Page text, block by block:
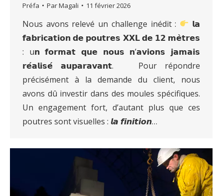
Préfa ParMagali 11 février 2026
Nous avons relevé un challenge inédit :
𝗹𝗮
𝗳𝗮𝗯𝗿𝗶𝗰𝗮𝘁𝗶𝗼𝗻 𝗱𝗲 𝗽𝗼𝘂𝘁𝗿𝗲𝘀 𝗫𝗫𝗟 𝗱𝗲 𝟭𝟮 𝗺𝗲̀𝘁𝗿𝗲𝘀
: u𝗻 𝗳𝗼𝗿𝗺𝗮𝘁 𝗾𝘂𝗲 𝗻𝗼𝘂𝘀 𝗻’𝗮𝘃𝗶𝗼𝗻𝘀 𝗷𝗮𝗺𝗮𝗶𝘀
𝗿𝗲́𝗮𝗹𝗶𝘀𝗲́ 𝗮𝘂𝗽𝗮𝗿𝗮𝘃𝗮𝗻𝘁. Pour répondre
précisément à la demande du client, nous
avons dû investir dans des moules spécifiques.
Un engagement fort, d’autant plus que ces
poutres sont visuelles : 𝙡𝙖 𝙛𝙞𝙣𝙞𝙩𝙞𝙤𝙣…